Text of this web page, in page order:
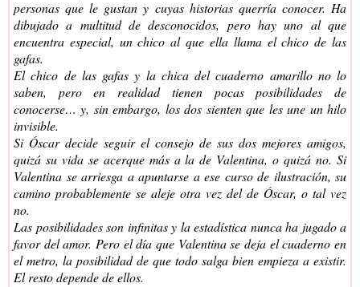
personas que le gustan y cuyas historias querría conocer. Ha
dibujado a multitud de desconocidos, pero hay uno al que
encuentra especial, un chico al que ella llama el chico de las
gafas.
El chico de las gafas y la chica del cuaderno amarillo no lo
saben, pero en realidad tienen pocas posibilidades de
conocerse… y, sin embargo, los dos sienten que les une un hilo
invisible.
Si Óscar decide seguir el consejo de sus dos mejores amigos,
quizá su vida se acerque más a la de Valentina, o quizá no. Si
Valentina se arriesga a apuntarse a ese curso de ilustración, su
camino probablemente se aleje otra vez del de Óscar, o tal vez
no.
Las posibilidades son infinitas y la estadística nunca ha jugado a
favor del amor. Pero el día que Valentina se deja el cuaderno en
el metro, la posibilidad de que todo salga bien empieza a existir.
El resto depende de ellos.